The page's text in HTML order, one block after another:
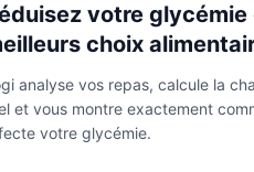
votre
choix
analyse vos repas, calcule la
et vous montre exactement
votre glycémie.